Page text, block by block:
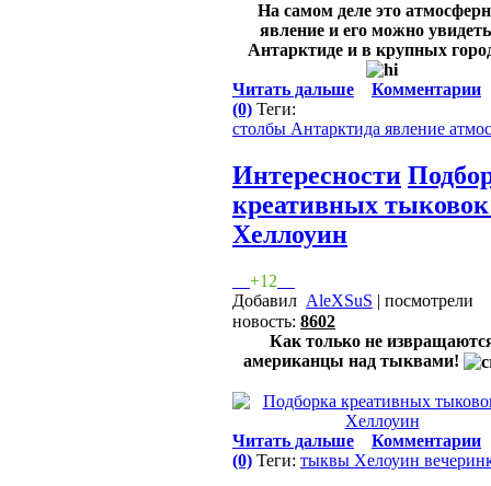
На самом деле это
явление и его можно
Антарктиде и в крупных
Читать дальше
Комментарии
(0) Теги:
столбы Антарктида явление
Интересности
креативных
Хеллоуин
+12
Добавил AleXSuS | посмотрели
новость: 8602
Как только не
американцы над тыквами!
Читать дальше
Комментарии
(0) Теги: тыквы Хелоуин